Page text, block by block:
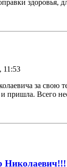
здоровья,
11:53
за свою
пришла. Всего
Николаевич!!!